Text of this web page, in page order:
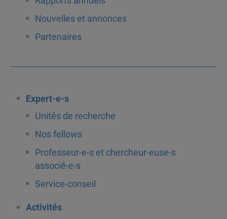
Nouvelles et annonces
Partenaires
Expert-e-s
Unités de recherche
Nos fellows
Professeur-e-s et chercheur-euse-s
associé-e-s
Service-conseil
Activités